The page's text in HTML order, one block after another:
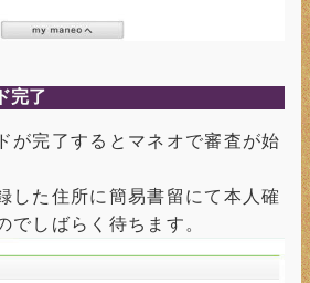
完了
が完了するとマネオで審査が始
した住所に簡易書留にて本人確
でしばらく待ちます。